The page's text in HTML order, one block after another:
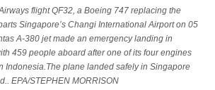
flight QF32, a Boeing 747 replacing the
Singapore’s Changi International Airport on 05
A-380 jet made an emergency landing in
459 people aboard after one of its four engines
Indonesia.The plane landed safely in Singapore
EPA/STEPHEN MORRISON